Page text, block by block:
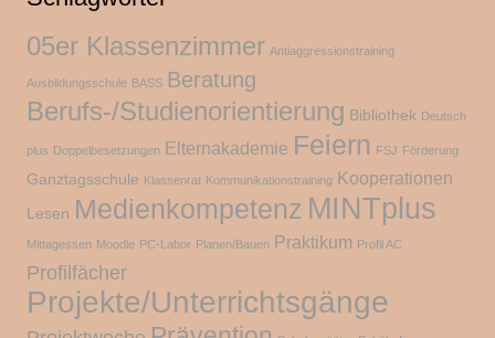
05er Klassenzimmer Antiaggressionstraining
Ausbildungsschule BASS Beratung
Berufs-/Studienorientierung Bibliothek Deutsch
plus Doppelbesetzungen Elternakademie Feiern FSJ Förderung
Ganztagsschule Klassenrat Kommunikationstraining Kooperationen
Lesen Medienkompetenz MINTplus
Mittagessen Moodle PC-Labor Planen/Bauen Praktikum Profil AC
Profilfächer
Projekte/Unterrichtsgänge